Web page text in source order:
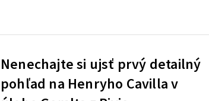
Nenechajte si ujsť prvý detailný
pohľad na Henryho Cavilla v